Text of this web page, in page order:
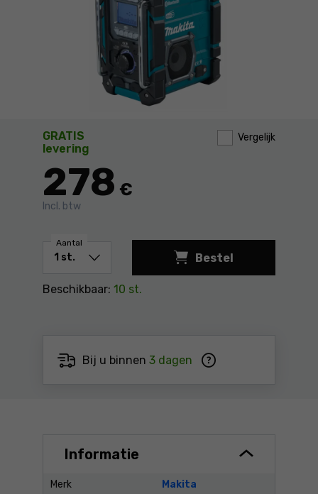
GRATIS
levering
Vergelijk
278 €
Incl. btw
Aantal
Bestel
Beschikbaar: 10 st.
Bij u binnen 3 dagen
Informatie
Merk
Makita